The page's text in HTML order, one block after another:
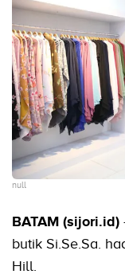
null
BATAM (sijori.id)
butik Si.Se.Sa.
Hill.